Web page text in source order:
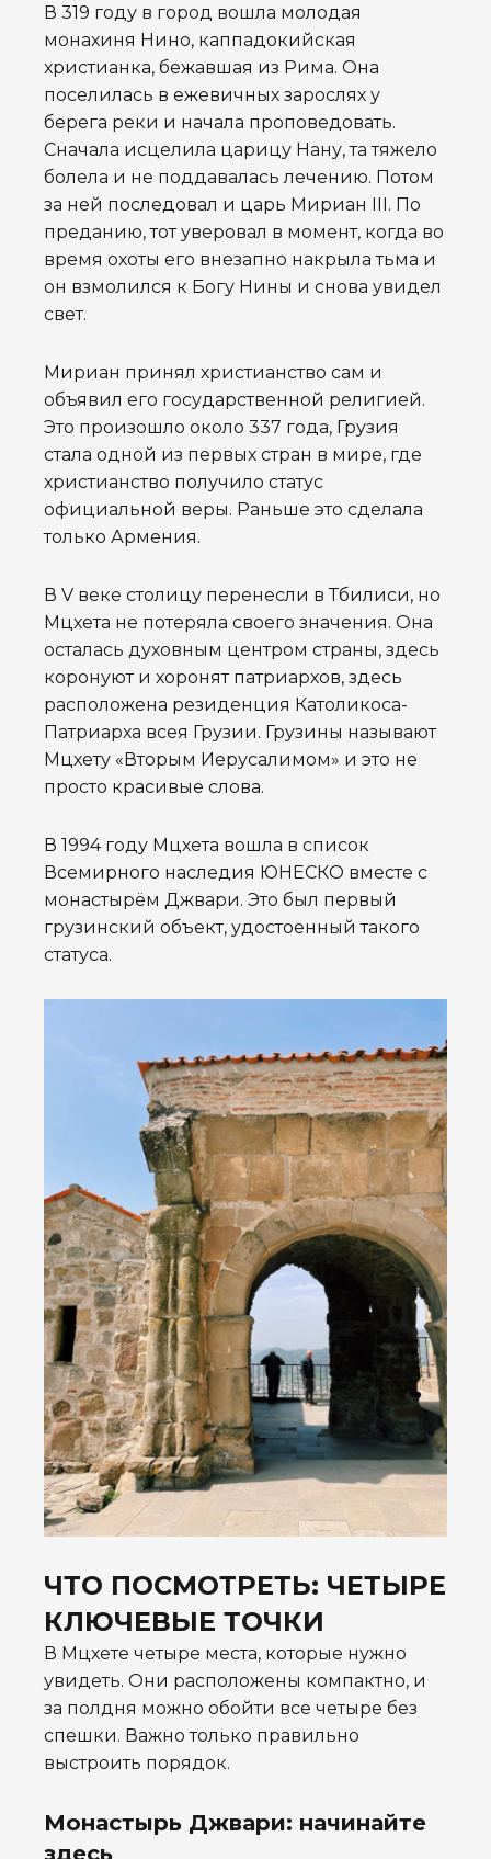
В 319 году в город вошла молодая
монахиня Нино, каппадокийская
христианка, бежавшая из Рима. Она
поселилась в ежевичных зарослях у
берега реки и начала проповедовать.
Сначала исцелила царицу Нану, та тяжело
болела и не поддавалась лечению. Потом
за ней последовал и царь Мириан III. По
преданию, тот уверовал в момент, когда во
время охоты его внезапно накрыла тьма и
он взмолился к Богу Нины и снова увидел
свет.
Мириан принял христианство сам и
объявил его государственной религией.
Это произошло около 337 года, Грузия
стала одной из первых стран в мире, где
христианство получило статус
официальной веры. Раньше это сделала
только Армения.
В V веке столицу перенесли в Тбилиси, но
Мцхета не потеряла своего значения. Она
осталась духовным центром страны, здесь
коронуют и хоронят патриархов, здесь
расположена резиденция Католикоса-
Патриарха всея Грузии. Грузины называют
Мцхету «Вторым Иерусалимом» и это не
просто красивые слова.
В 1994 году Мцхета вошла в список
Всемирного наследия ЮНЕСКО вместе с
монастырём Джвари. Это был первый
грузинский объект, удостоенный такого
статуса.
ЧТО ПОСМОТРЕТЬ: ЧЕТЫРЕ
КЛЮЧЕВЫЕ ТОЧКИ
В Мцхете четыре места, которые нужно
увидеть. Они расположены компактно, и
за полдня можно обойти все четыре без
спешки. Важно только правильно
выстроить порядок.
Монастырь Джвари: начинайте